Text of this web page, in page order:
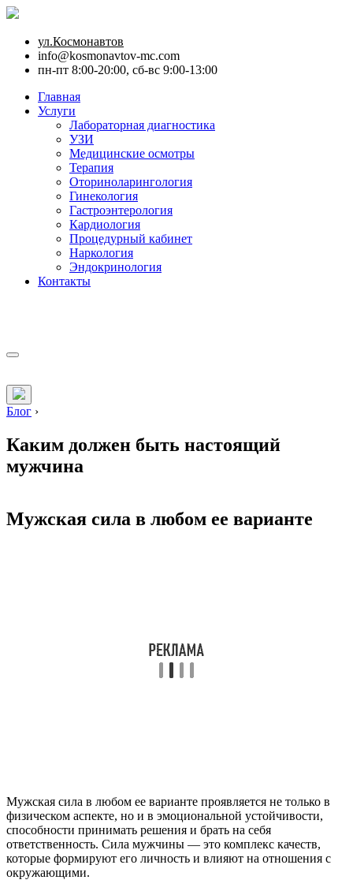
ул.Космонавтов
info@kosmonavtov-mc.com
пн-пт 8:00-20:00, сб-вс 9:00-13:00
Главная
Услуги
Лабораторная диагностика
УЗИ
Медицинские осмотры
Терапия
Оториноларингология
Гинекология
Гастроэнтерология
Кардиология
Процедурный кабинет
Наркология
Эндокринология
Контакты
Блог ›
Каким должен быть настоящий
мужчина
Мужская сила в любом ее варианте
Мужская сила в любом ее варианте проявляется не только в
физическом аспекте, но и в эмоциональной устойчивости,
способности принимать решения и брать на себя
ответственность. Сила мужчины — это комплекс качеств,
которые формируют его личность и влияют на отношения с
окружающими.